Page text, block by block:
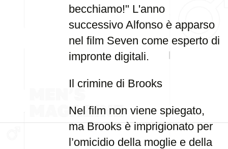
becchiamo!" L'anno
successivo Alfonso è apparso
nel film Seven come esperto di
impronte digitali.
Il crimine di Brooks
Nel film non viene spiegato,
ma Brooks è imprigionato per
l’omicidio della moglie e della